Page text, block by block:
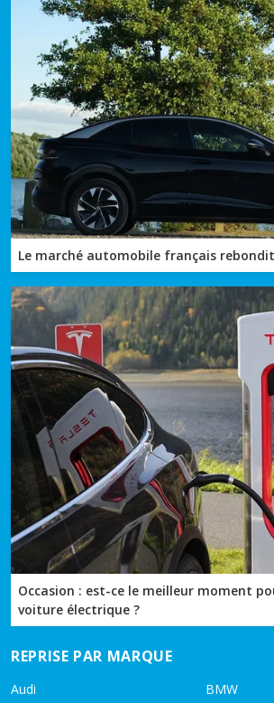
Le marché automobile français
Occasion : est-ce le meilleur moment
voiture électrique ?
REPRISE PAR MARQUE
Audi BMW